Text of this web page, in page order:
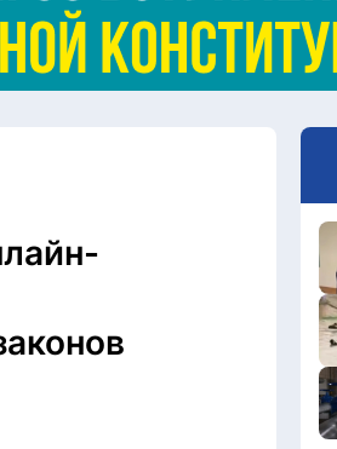
Новости столицы
Социум
Спорт
Этический кодекс